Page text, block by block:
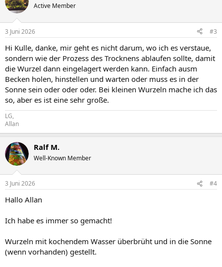
Active Member
3 Juni 2026 #3
Hi Kulle, danke, mir geht es nicht darum, wo ich es verstaue,
sondern wie der Prozess des Trocknens ablaufen sollte, damit
die Wurzel dann eingelagert werden kann. Einfach ausm
Becken holen, hinstellen und warten oder muss es in der
Sonne sein oder oder oder. Bei kleinen Wurzeln mache ich das
so, aber es ist eine sehr große.
LG,
Allan
Ralf M.
Well-Known Member
3 Juni 2026 #4
Hallo Allan
Ich habe es immer so gemacht!
Wurzeln mit kochendem Wasser überbrüht und in die Sonne
(wenn vorhanden) gestellt.